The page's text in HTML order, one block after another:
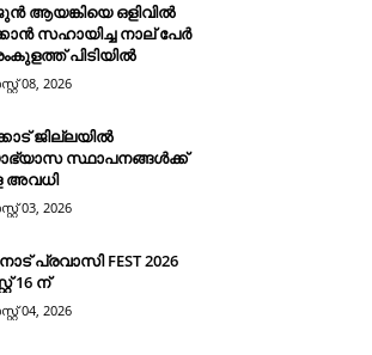
ആയങ്കിയെ ഒളിവിൽ
സഹായിച്ച നാല് പേര്‍
പിടിയില്‍
08, 2026
ജില്ലയിൽ
സ്ഥാപനങ്ങൾക്ക്
അവധി
03, 2026
പ്രവാസി FEST 2026
16 ന്
04, 2026